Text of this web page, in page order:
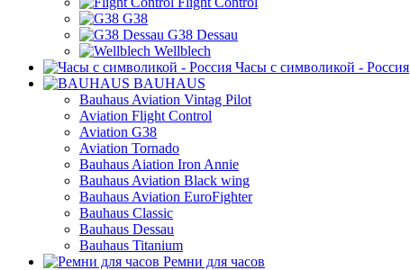
G38
G38 Dessau
Wellblech
Часы с символикой - Россия
BAUHAUS
Bauhaus Aviation Vintag Pilot
Aviation Flight Control
Aviation G38
Aviation Tornado
Bauhaus Aiation Iron Annie
Bauhaus Aviation Black wing
Bauhaus Aviation EuroFighter
Bauhaus Classic
Bauhaus Dessau
Bauhaus Titanium
Ремни для часов